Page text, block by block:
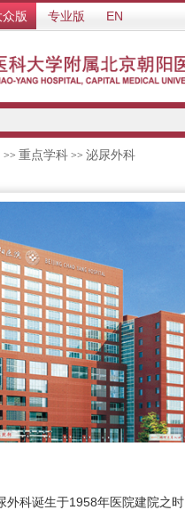
众版 专业版 EN
>> 重点学科 >> 泌尿外科
外科诞生于1958年医院建院之